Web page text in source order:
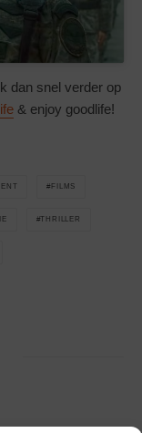
dan snel verder op
& enjoy goodlife!
FILMS
THRILLER